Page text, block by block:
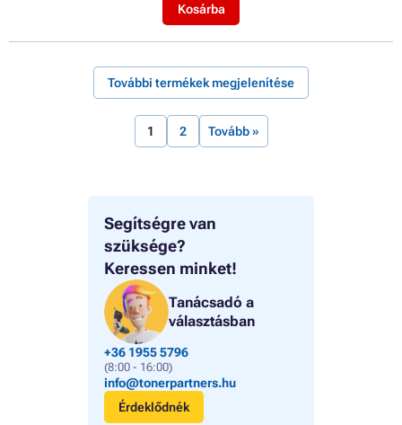
Segítségre van
szüksége?
Keressen minket!
Tanácsadó a
választásban
+36 1955 5796
(8:00 - 16:00)
info@tonerpartners.hu
Érdeklődnék
Kosárba
További termékek megjelenítése
1 2 Tovább »